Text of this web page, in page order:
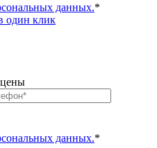
данных.*
один клик
цены
данных.*